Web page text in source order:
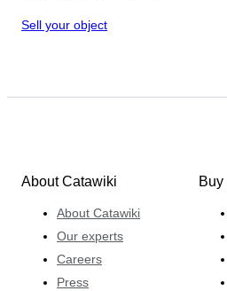
Sell your object
About Catawiki
About Catawiki
Our experts
Careers
Press
Buy